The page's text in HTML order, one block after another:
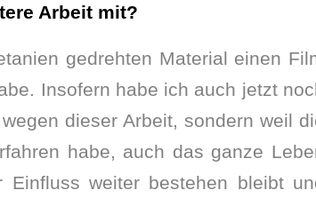
Arbeit mit?
gedrehten Material einen
Insofern habe ich auch jetzt
dieser Arbeit, sondern weil
habe, auch das ganze
weiter bestehen bleibt